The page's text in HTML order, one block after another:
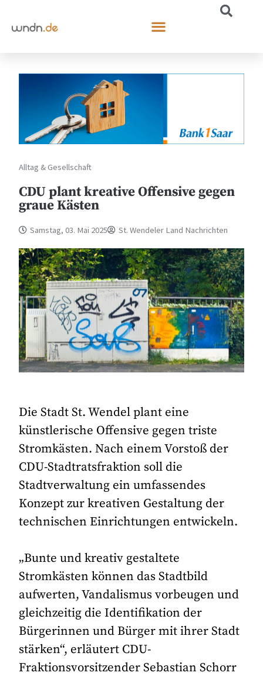
Alltag & Gesellschaft
CDU plant kreative Offensive gegen
graue Kästen
Samstag, 03. Mai 2025 St. Wendeler Land Nachrichten
Die Stadt St. Wendel plant eine
künstlerische Offensive gegen triste
Stromkästen. Nach einem Vorstoß der
CDU-Stadtratsfraktion soll die
Stadtverwaltung ein umfassendes
Konzept zur kreativen Gestaltung der
technischen Einrichtungen entwickeln.
„Bunte und kreativ gestaltete
Stromkästen können das Stadtbild
aufwerten, Vandalismus vorbeugen und
gleichzeitig die Identifikation der
Bürgerinnen und Bürger mit ihrer Stadt
stärken“, erläutert CDU-
Fraktionsvorsitzender Sebastian Schorr